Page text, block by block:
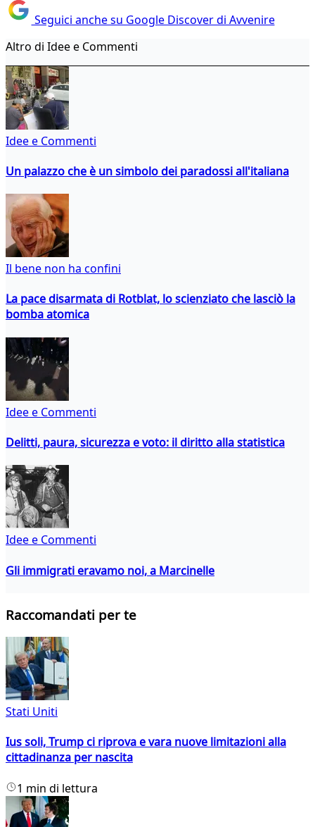
Seguici anche su Google Discover di Avvenire
Altro di Idee e Commenti
Idee e Commenti
Un palazzo che è un simbolo dei paradossi all'italiana
Il bene non ha confini
La pace disarmata di Rotblat, lo scienziato che lasciò la
bomba atomica
Idee e Commenti
Delitti, paura, sicurezza e voto: il diritto alla statistica
Idee e Commenti
Gli immigrati eravamo noi, a Marcinelle
Raccomandati per te
Stati Uniti
Ius soli, Trump ci riprova e vara nuove limitazioni alla
cittadinanza per nascita
1 min di lettura